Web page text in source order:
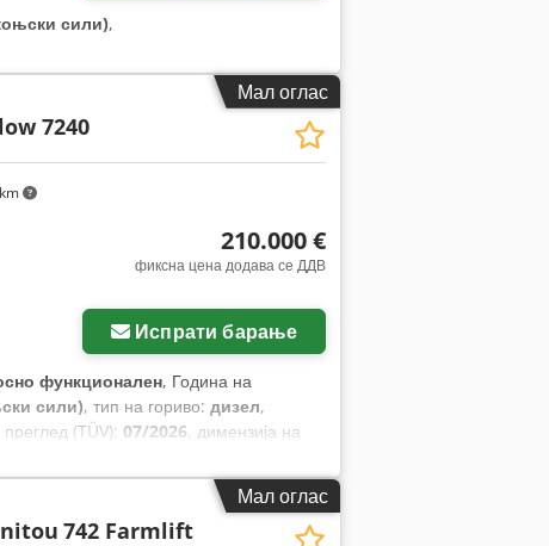
сили),
Мал оглас
7240
210.000 €
фиксна цена додава се ДДВ
Испрати барање
функционален, Година на
сили), тип на гориво: дизел,
(TÜV): 07/2026, димензија на
Мал оглас
742 Farmlift